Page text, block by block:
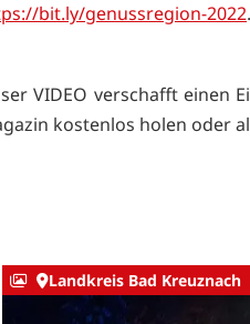
bit.ly/genussregion-2022.
VIDEO verschafft einen
kostenlos holen oder
Landkreis Bad Kreuznach